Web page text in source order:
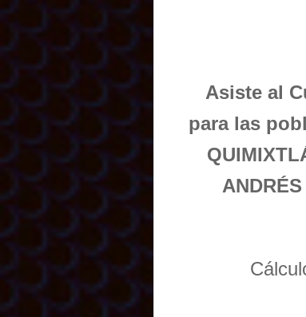
Asiste al
para las